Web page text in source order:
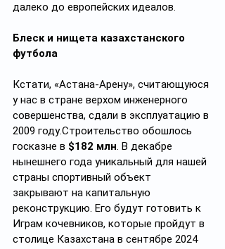
далеко до европейских идеалов.
Блеск и нищета казахстанского
футбола
Кстати, «Астана-Арену», считающуюся
у нас в стране верхом инженерного
совершенства, сдали в эксплуатацию в
2009 году.Строительство обошлось
госказне в $182 млн. В декабре
нынешнего года уникальный для нашей
страны спортивный объект
закрывают на капитальную
реконструкцию. Его будут готовить к
Играм кочевников, которые пройдут в
столице Казахстана в сентябре 2024